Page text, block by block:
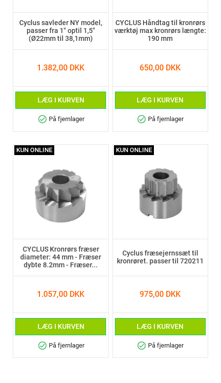
Cyclus savleder NY model,
passer fra 1" optil 1,5"
(Ø22mm til 38,1mm)
1.382,00 DKK
LÆG I KURVEN
check_circle På fjernlager
CYCLUS Håndtag til kronrørs
værktøj max kronrørs længte:
190 mm
650,00 DKK
LÆG I KURVEN
check_circle På fjernlager
CYCLUS Kronrørs fræser
diameter: 44 mm - Fræser
dybte 8.2mm - Fræser...
1.057,00 DKK
LÆG I KURVEN
check_circle På fjernlager
KUN ONLINE
Cyclus fræsejernssæt til
kronrøret. passer til 720211
975,00 DKK
LÆG I KURVEN
check_circle På fjernlager
KUN ONLINE